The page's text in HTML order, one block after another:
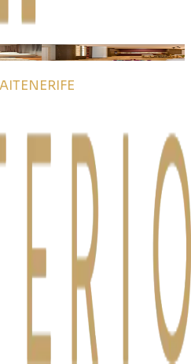
Vydrican° 8
TENERIFE